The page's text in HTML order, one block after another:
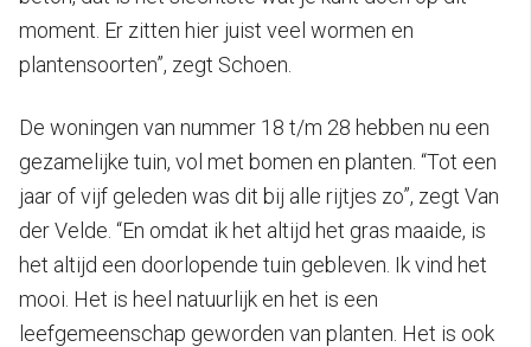
moment. Er zitten hier juist veel wormen en
plantensoorten”, zegt Schoen.
De woningen van nummer 18 t/m 28 hebben nu een
gezamelijke tuin, vol met bomen en planten. “Tot een
jaar of vijf geleden was dit bij alle rijtjes zo”, zegt Van
der Velde. “En omdat ik het altijd het gras maaide, is
het altijd een doorlopende tuin gebleven. Ik vind het
mooi. Het is heel natuurlijk en het is een
leefgemeenschap geworden van planten. Het is ook